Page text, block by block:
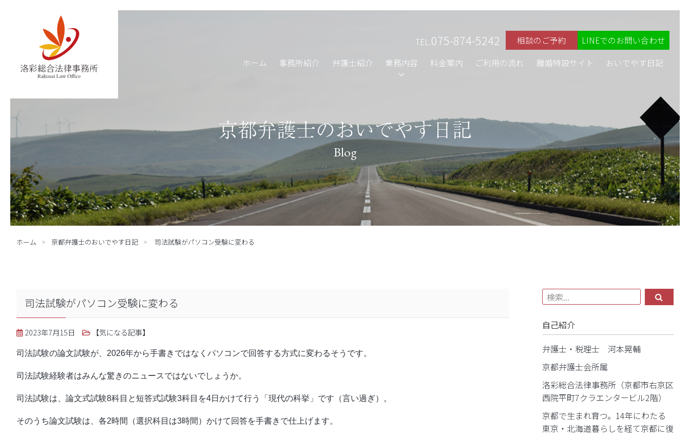
ホーム 事務所紹介 弁護士紹介 業務内容 料金案内 ご利用の流れ 離婚特設サイト おいでやす日記
TEL.075-874-5242 相談のご予約 LINEでのお問い合わせ
京都弁護士のおいでやす日記
Blog
ホーム 京都弁護士のおいでやす日記 司法試験がパソコン受験に変わる
司法試験がパソコン受験に変わる
2023年7月15日 【気になる記事】
司法試験の論文試験が、2026年から手書きではなくパソコンで回答する方式に変わるそうです。
司法試験経験者はみんな驚きのニュースではないでしょうか。
司法試験は、論文式試験8科目と短答式試験3科目を4日かけて行う「現代の科挙」です（言い過ぎ）。
そのうち論文試験は、各2時間（選択科目は3時間）かけて回答を手書きで仕上げます。
自己紹介
弁護士・税理士 河本晃輔
京都弁護士会所属
洛彩総合法律事務所（京都市右京区
西院平町7クラエンタービル2階）
京都で生まれ育つ。14年にわたる
東京・北海道暮らしを経て京都に復